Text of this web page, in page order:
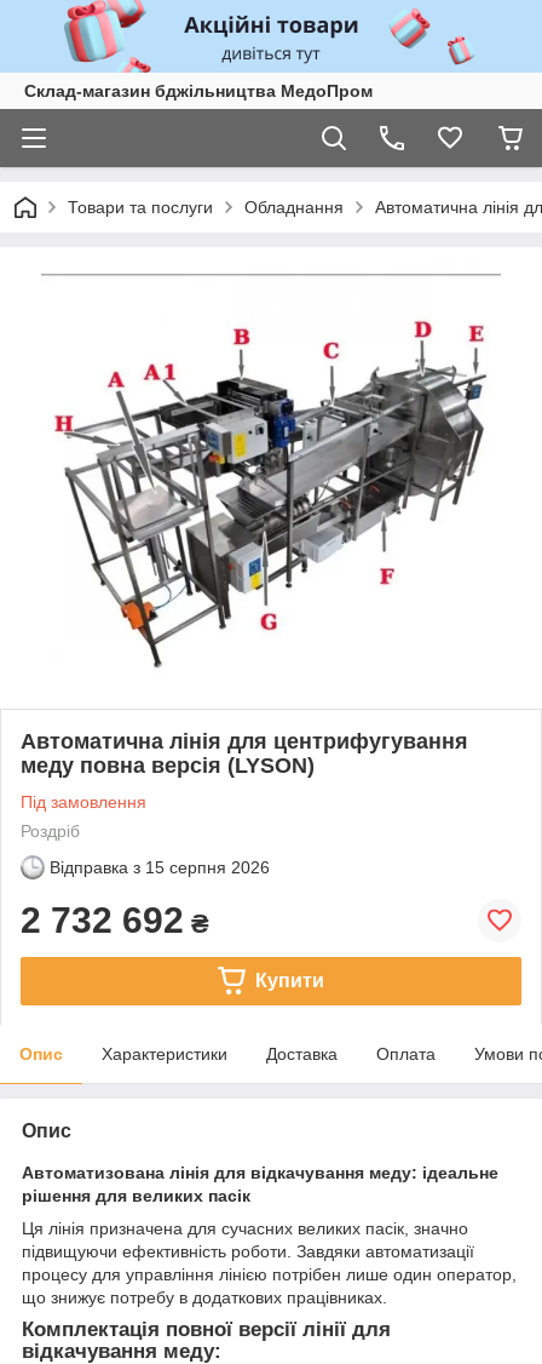
Склад-магазин бджільництва МедоПром
Товари та послуги Обладнання Автоматична лінія
Автоматична лінія для центрифугування
меду повна версія (LYSON)
Під замовлення
Роздріб
Відправка з 15 серпня 2026
2 732 692 ₴
Купити
Опис Характеристики Доставка Оплата Умови
Опис
Автоматизована лінія для відкачування меду: ідеальне
рішення для великих пасік
Ця лінія призначена для сучасних великих пасік, значно
підвищуючи ефективність роботи. Завдяки автоматизації
процесу для управління лінією потрібен лише один оператор,
що знижує потребу в додаткових працівниках.
Комплектація повної версії лінії для
відкачування меду: